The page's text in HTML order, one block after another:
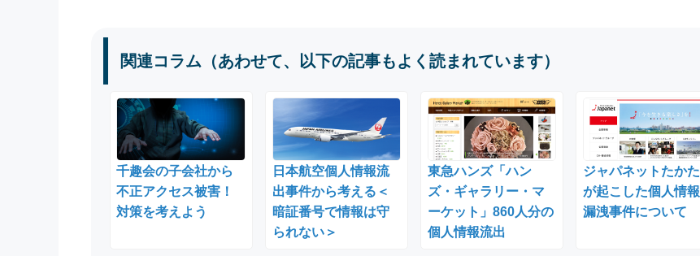
関連コラム（あわせて、以下の記事もよく読まれています）
千趣会の子会社から
不正アクセス被害！
対策を考えよう
日本航空個人情報流
出事件から考える＜
暗証番号で情報は守
られない＞
東急ハンズ「ハン
ズ・ギャラリー・マ
ーケット」860人分の
個人情報流出
ジャパネットたかた
が起こした個人情報
漏洩事件について